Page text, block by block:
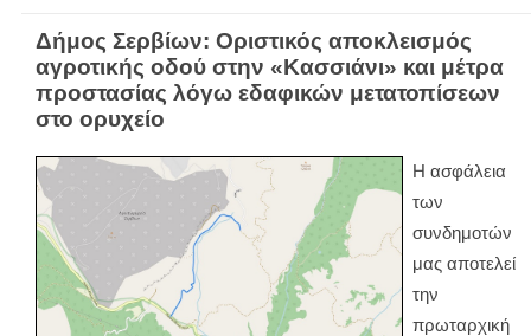
Δήμος Σερβίων: Οριστικός αποκλεισμός
αγροτικής οδού στην «Κασσιάνι» και μέτρα
προστασίας λόγω εδαφικών μετατοπίσεων
στο ορυχείο
Η ασφάλεια
των
συνδημοτών
μας αποτελεί
την
πρωταρχική